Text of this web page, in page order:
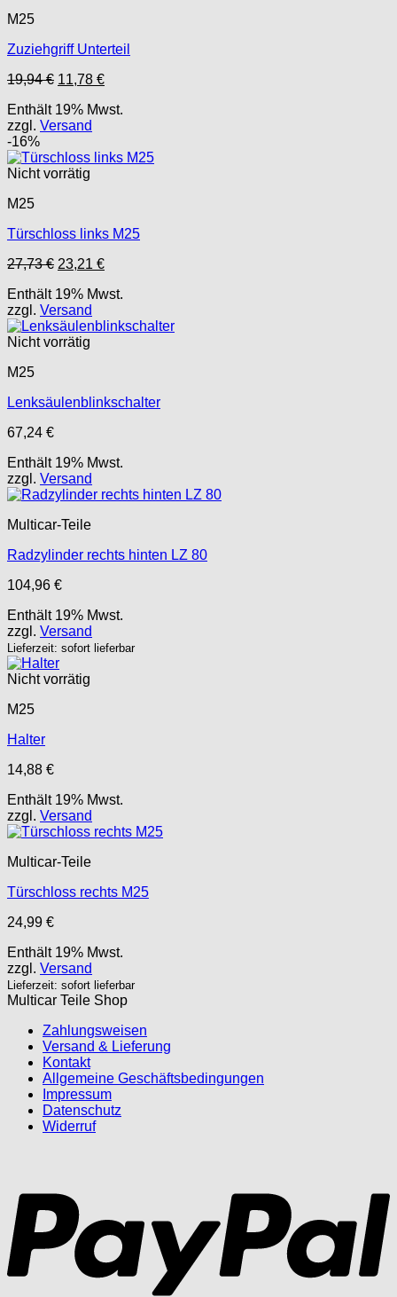
M25
Zuziehgriff Unterteil
19,94€ Ursprünglicher
war:
19,94 €
11,78 €Aktueller
ist:
Enthält 19% Mwst.
zzgl. Versand
-16%
Nicht vorrätig
M25
Türschloss links M25
27,73€ Ursprünglicher
war:
27,73 €
23,21 €Aktueller
ist:
Enthält 19% Mwst.
zzgl. Versand
Nicht vorrätig
M25
Lenksäulenblinkschalter
67,24 €
Enthält 19% Mwst.
zzgl. Versand
Multicar-Teile
Radzylinder rechts hinten LZ 80
104,96 €
Enthält 19% Mwst.
zzgl. Versand
Lieferzeit: sofort lieferbar
Nicht vorrätig
M25
Halter
14,88 €
Enthält 19% Mwst.
zzgl. Versand
Multicar-Teile
Türschloss rechts M25
24,99 €
Enthält 19% Mwst.
zzgl. Versand
Lieferzeit: sofort lieferbar
Multicar Teile Shop
Zahlungsweisen
Versand & Lieferung
Kontakt
Allgemeine Geschäftsbedingungen
Impressum
Datenschutz
Widerruf